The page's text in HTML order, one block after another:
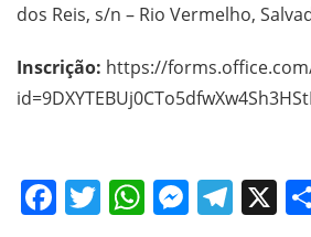
dos Reis, s/n – Rio Vermelho,
Inscrição: https://
id=9DXYTEBUj0CT
Facebook
Twitter
WhatsApp
X